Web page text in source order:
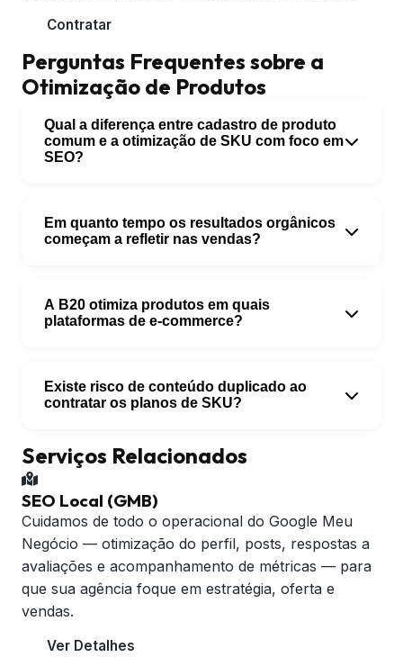
Contratar
Perguntas Frequentes sobre a
Otimização de Produtos
Qual a diferença entre cadastro de produto
comum e a otimização de SKU com foco em
SEO?
Em quanto tempo os resultados orgânicos
começam a refletir nas vendas?
A B20 otimiza produtos em quais
plataformas de e-commerce?
Existe risco de conteúdo duplicado ao
contratar os planos de SKU?
Serviços Relacionados
SEO Local (GMB)
Cuidamos de todo o operacional do Google Meu
Negócio — otimização do perfil, posts, respostas a
avaliações e acompanhamento de métricas — para
que sua agência foque em estratégia, oferta e
vendas.
Ver Detalhes